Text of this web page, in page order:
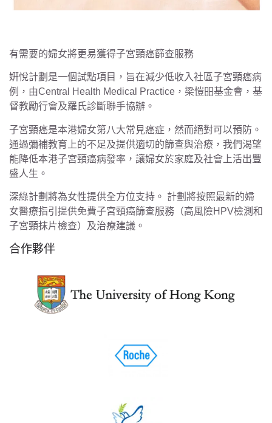
有需要的婦女將更易獲得子宮頸癌篩查服務
姸悅計劃是一個試點項目，旨在減少低收入社區子宮頸癌病
例，由Central Health Medical Practice，梁愷昍基金會，基
督教勵行會及羅氏診斷聯手協辦。
子宮頸癌是本港婦女第八大常見癌症，然而絕對可以預防。
通過彌補教育上的不足及提供適切的篩查與治療，我們渴望
能降低本港子宮頸癌病發率，讓婦女於家庭及社會上活出豐
盛人生。
深綠計劃將為女性提供全方位支持。 計劃將按照最新的婦
女醫療指引提供免費子宮頸癌篩查服務（高風險HPV檢測和
子宮頸抹片檢查）及治療建議。
合作夥伴